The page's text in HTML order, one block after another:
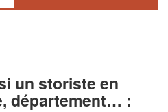
un storiste en
département… :